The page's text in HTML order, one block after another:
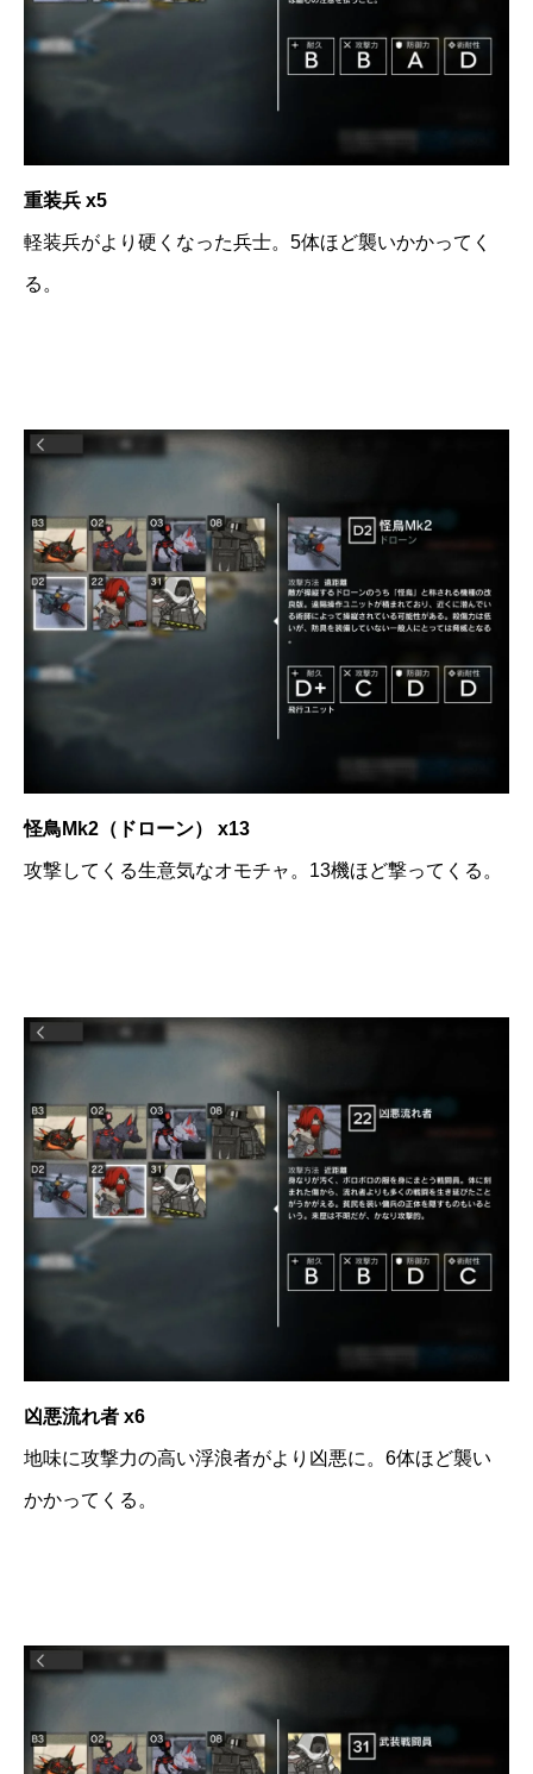
重装兵 x5
軽装兵がより硬くなった兵士。5体ほど襲いかかってく
る。
怪鳥Mk2（ドローン） x13
攻撃してくる生意気なオモチャ。13機ほど撃ってくる。
凶悪流れ者 x6
地味に攻撃力の高い浮浪者がより凶悪に。6体ほど襲い
かかってくる。